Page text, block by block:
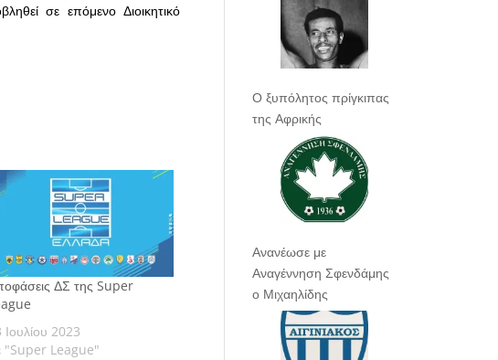
σε επόμενο Διοικητικό
ΔΣ της Super
Ιουλίου 2023
"Super League"
Ο ξυπόλητος πρίγκιπας
της Αφρικής
Ανανέωσε με
Αναγέννηση Σφενδάμης
ο Μιχαηλίδης